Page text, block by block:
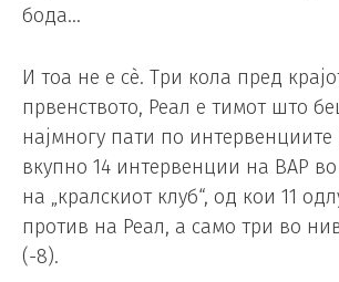
бода…
И тоа не е сè. Три кола пред
првенството, Реал е тимот што
најмногу пати по
вкупно 14 интервенции на ВАР
на „кралскиот клуб“, од кои 11
против на Реал, а само три во
(-8).